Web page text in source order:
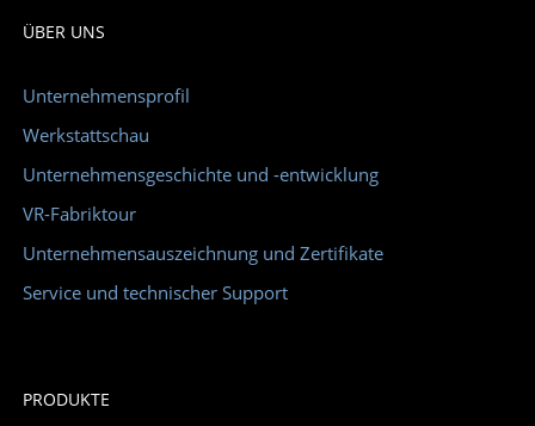
ÜBER UNS
Unternehmensprofil
Werkstattschau
Unternehmensgeschichte und -entwicklung
VR-Fabriktour
Unternehmensauszeichnung und Zertifikate
Service und technischer Support
PRODUKTE